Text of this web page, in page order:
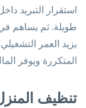
استقرار التبريد
طويلة. ثم يساهم في
يزيد العمر
المتكررة ويوفر
تنظيف